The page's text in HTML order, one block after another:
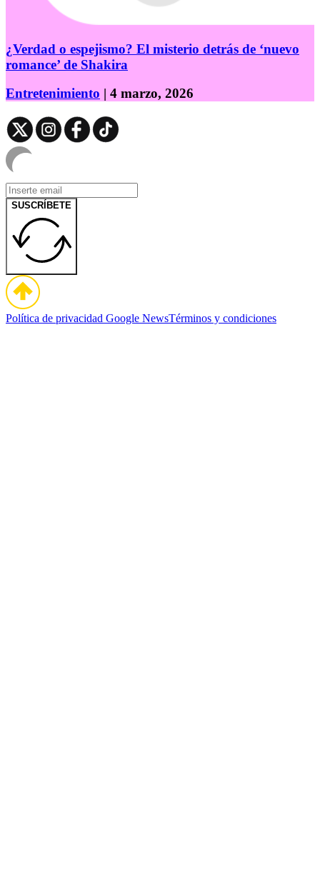
¿Verdad o espejismo? El misterio detrás de ‘nuevo
romance’ de Shakira
Entretenimiento | 4 marzo, 2026
SUSCRÍBETE
Política de privacidad Google NewsTérminos y condiciones